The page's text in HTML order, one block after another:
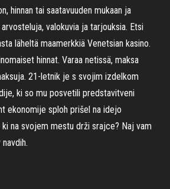
hinnan tai saatavuuden mukaan ja
valokuvia ja tarjouksia. Etsi
läheltä maamerkkiä Venetsian kasino.
hinnat. Varaa netissä, maksa
21-letnik je s svojim izdelkom
ki so mu posvetili predstavitveni
ekonomije sploh prišel na idejo
na svojem mestu drži srajce? Naj vam